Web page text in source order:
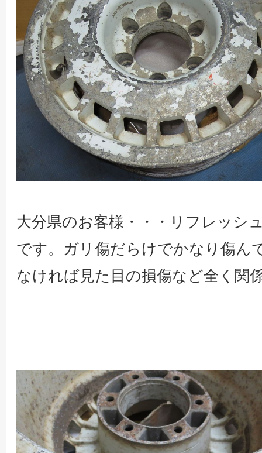
大分県のお客様・・・リフレッシ
です。ガリ傷だらけでかなり傷ん
なければ見た目の損傷など全く関